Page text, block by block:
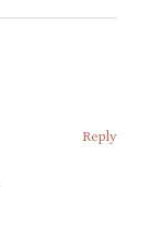
Reply